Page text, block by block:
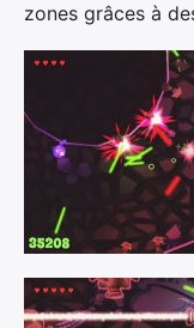
zones grâces à